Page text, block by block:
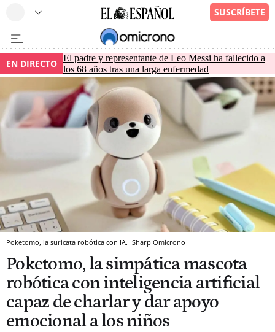
EN DIRECTO El padre y representante de Leo Messi ha fallecido a
los 68 años tras una larga enfermedad
Poketomo, la suricata robótica con IA. Sharp Omicrono
Poketomo, la simpática mascota
robótica con inteligencia artificial
capaz de charlar y dar apoyo
emocional a los niños